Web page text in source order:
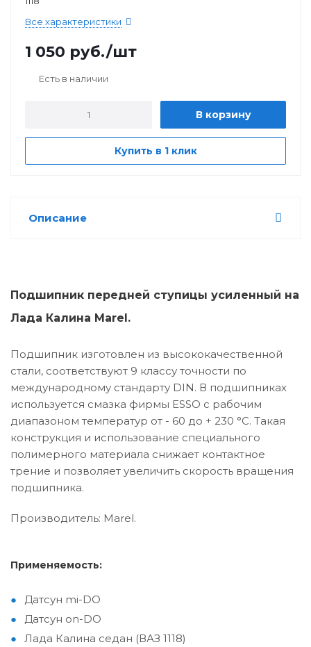
Все характеристики
1 050 руб./шт
Есть в наличии
В корзину
Купить в 1 клик
Описание
Подшипник передней ступицы усиленный на
Лада Калина Marel.
Подшипник изготовлен из высококачественной
стали, соответствуют 9 классу точности по
международному стандарту DIN. В подшипниках
используется смазка фирмы ESSO с рабочим
диапазоном температур от - 60 до + 230 °C. Такая
конструкция и использование специального
полимерного материала снижает контактное
трение и позволяет увеличить скорость вращения
подшипника.
Производитель: Marel.
Применяемость:
Датсун mi-DO
Датсун on-DO
Лада Калина седан (ВАЗ 1118)